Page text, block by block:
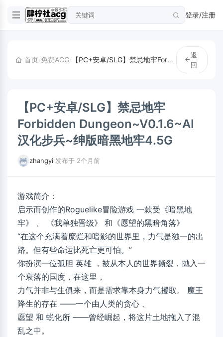
登录/注册
首页/免费ACG/ 【PC+安卓/SLG】禁忌地牢Forbidden Dungeon~V0.1.6~AI汉化步兵~绅版暗黑地牢4.5G
返
回
【PC+安卓/SLG】禁忌地牢
Forbidden Dungeon~V0.1.6~AI
汉化步兵~绅版暗黑地牢4.5G
zhangyi 发布于 2个月前
游戏简介：
启示而创作的Roguelike冒险游戏 一款受《暗黑地
牢》 、 《我单独晋级》 和《愿望的黑暗角落》
“在这个充满着糜烂和暗影的世界里，力气是独一的出
路。但有些命运比死亡更可怕。”
你扮演一位孤胆 英雄 ，被从本人的世界撕裂，抛入一
个衰落的国度，在这里，
力气并非与生俱来，而是需求靠本身力气攫取。 魔王
降生的存在 ——一个由人类的贪心 、
愿望 和 蜕化所 ——曾经崛起，将这片土地拖入了混
乱之中。